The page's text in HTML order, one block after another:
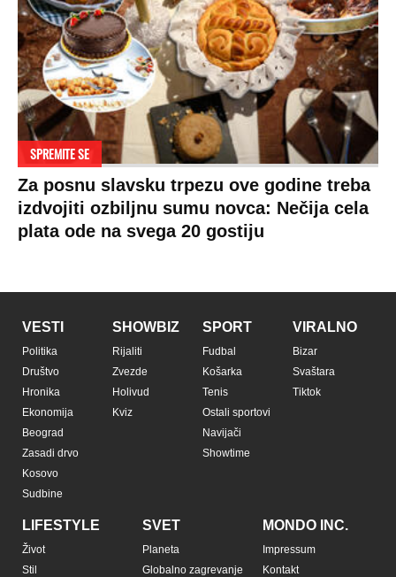
SPREMITE SE
Za posnu slavsku trpezu ove godine treba
izdvojiti ozbiljnu sumu novca: Nečija cela
plata ode na svega 20 gostiju
VESTI
Politika
Društvo
Hronika
Ekonomija
Beograd
Zasadi drvo
Kosovo
Sudbine
SHOWBIZ
Rijaliti
Zvezde
Holivud
Kviz
SPORT
Fudbal
Košarka
Tenis
Ostali sportovi
Navijači
Showtime
VIRALNO
Bizar
Svaštara
Tiktok
LIFESTYLE
Život
Stil
SVET
Planeta
Globalno zagrevanje
MONDO INC.
Impressum
Kontakt